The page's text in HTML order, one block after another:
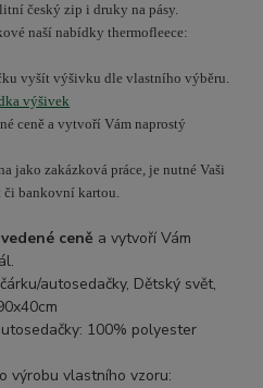
český zip i druky na pásy.
naší nabídky thermofleece:
vyšít výšivku dle vlastního výběru.
výšivek
ceně a vytvoří Vám naprostý
jako zakázková práce, je nutné Vaši
či bankovní kartou.
ceně a vytvoří Vám
autosedačky, Dětský svět,
100% polyester
výrobu vlastního vzoru: